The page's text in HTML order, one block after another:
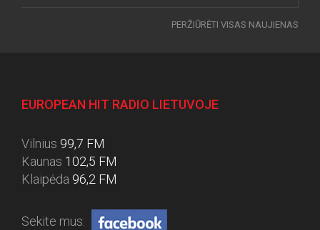
PERŽIŪRĖTI VISAS NAUJIENAS
EUROPEAN HIT RADIO LIETUVOJE
Vilnius 99,7 FM
Kaunas 102,5 FM
Klaipėda 96,2 FM
Sekite mus: